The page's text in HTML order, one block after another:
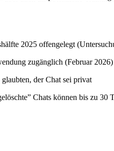
2025 offengelegt
zugänglich (Februar 2026)
der Chat sei privat
Chats können bis zu 30